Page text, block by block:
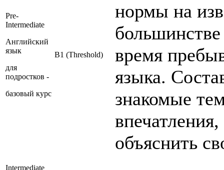
Pre-
Intermediate
Английский
язык
для
подростков -
базовый курс
B1 (Threshold)
нормы на
время
языка.
знакомые
объяснить
Intermediate